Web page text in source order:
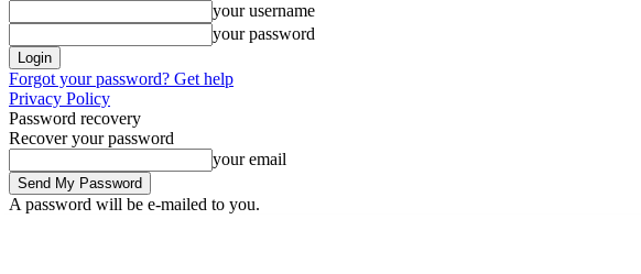
your username
your password
Forgot your password? Get help
Privacy Policy
Password recovery
Recover your password
your email
A password will be e-mailed to you.